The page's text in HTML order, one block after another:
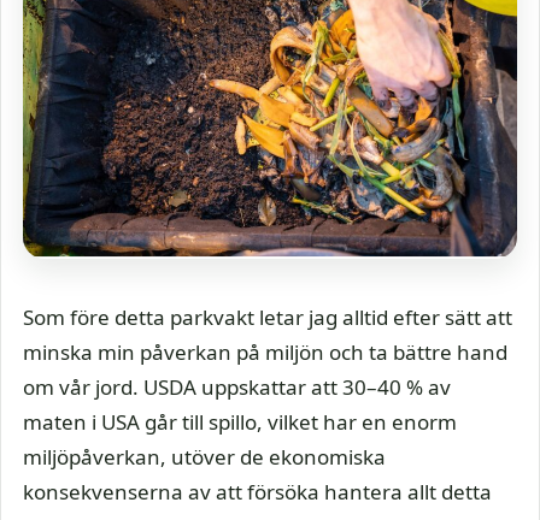
Som före detta parkvakt letar jag alltid efter sätt att
minska min påverkan på miljön och ta bättre hand
om vår jord. USDA uppskattar att 30–40 % av
maten i USA går till spillo, vilket har en enorm
miljöpåverkan, utöver de ekonomiska
konsekvenserna av att försöka hantera allt detta